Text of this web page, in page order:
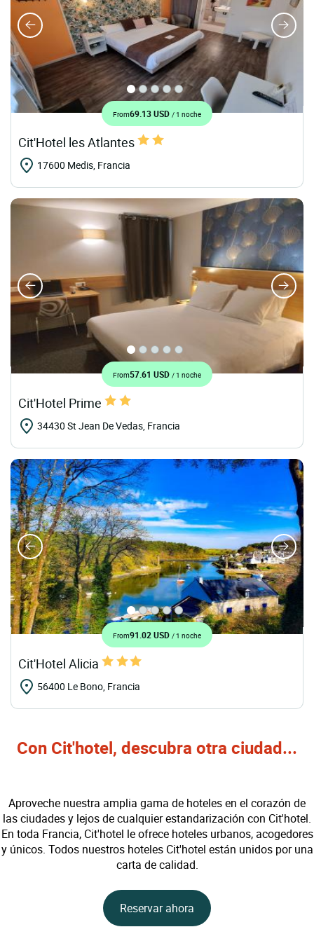
From69.13 USD / 1 noche
Cit'Hotel les Atlantes
17600 Medis, Francia
From57.61 USD / 1 noche
Cit'Hotel Prime
34430 St Jean De Vedas, Francia
From91.02 USD / 1 noche
Cit'Hotel Alicia
56400 Le Bono, Francia
Con Cit'hotel, descubra otra ciudad...
Aproveche nuestra amplia gama de hoteles en el corazón de
las ciudades y lejos de cualquier estandarización con Cit'hotel.
En toda Francia, Cit'hotel le ofrece hoteles urbanos, acogedores
y únicos. Todos nuestros hoteles Cit'hotel están unidos por una
carta de calidad.
Reservar ahora